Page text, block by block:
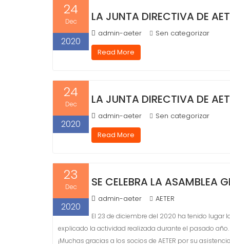
24
Dec
2020
LA JUNTA DIRECTIVA DE
admin-aeter
Sen categorizar
Read More
24
Dec
2020
LA JUNTA DIRECTIVA DE
admin-aeter
Sen categorizar
Read More
23
Dec
2020
SE CELEBRA LA ASAMBLEA
admin-aeter AETER
El 23 de diciembre del 2020 ha tenido lugar
explicado la actividad realizada durante el pasado
¡Muchas gracias a los socios de AETER por su